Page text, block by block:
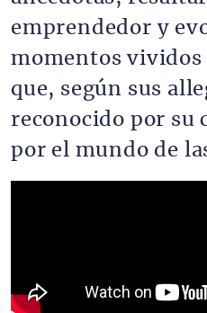
emprendedor y
momentos
que, según sus
reconocido por su
por el mundo de